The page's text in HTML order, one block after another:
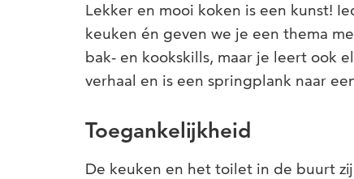
Lekker en mooi koken is een kunst!
keuken én geven we je een thema
bak- en kookskills, maar je leert ook
verhaal en is een springplank naar
Toegankelijkheid
De keuken en het toilet in de buurt